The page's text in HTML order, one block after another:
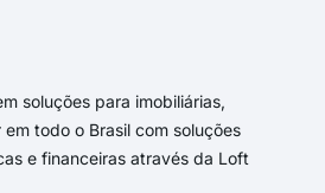
soluções para imobiliárias,
todo o Brasil com soluções
e financeiras através da Loft